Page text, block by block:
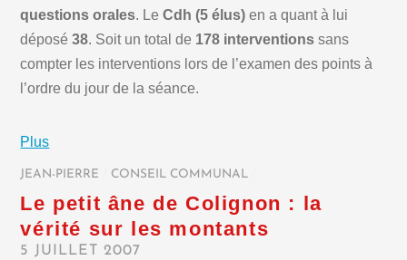
questions orales. LeCdh (5 élus) en a quant à lui
déposé38. Soit un total de 178 interventions sans
compter les interventions lors de l’examen des points à
l’ordre du jour de la séance.
Plus
JEAN-PIERRE CONSEIL COMMUNAL
Le petit âne de Colignon : la
vérité sur les montants
5 JUILLET 2007